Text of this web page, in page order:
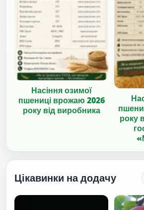
Насіння озимої
пшениці врожаю 2026
року від виробника
року
Цікавинки на додачу